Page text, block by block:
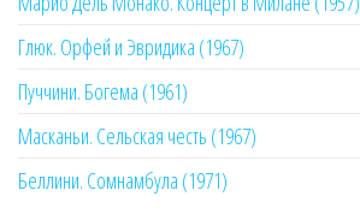
Глюк. Орфей и Эвридика (1967)
Пуччини. Богема (1961)
Масканьи. Сельская честь (1967)
Беллини. Сомнамбула (1971)